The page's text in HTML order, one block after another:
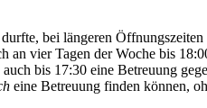
bei längeren
vier Tagen der Woche bis
bis 17:30 eine Betreuung
eine Betreuung finden können,